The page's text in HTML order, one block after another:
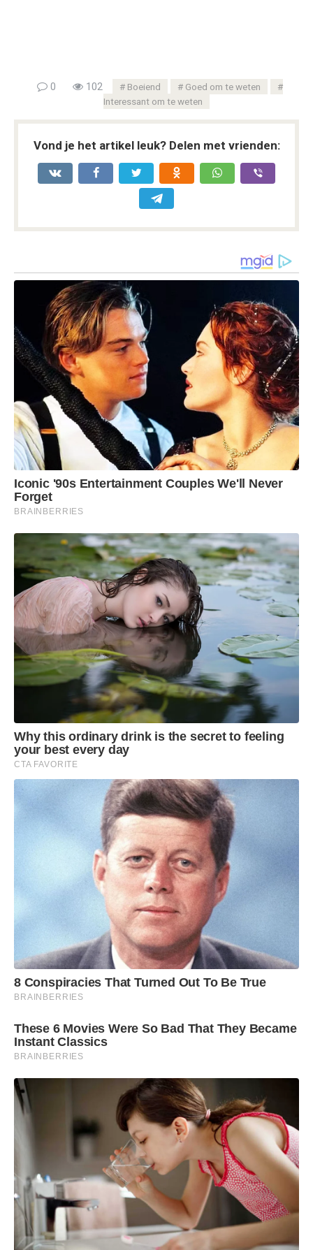
0 102 Boeiend
Goed om te weten
Interessant om te weten
Vond je het artikel leuk? Delen met vrienden: